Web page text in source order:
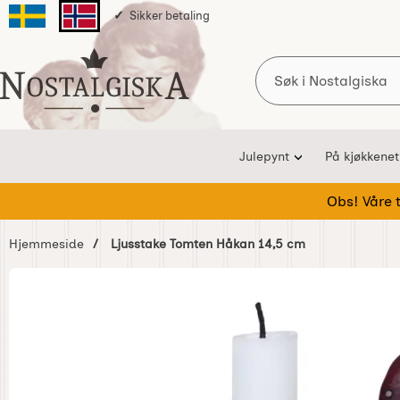
Svenska sidanNorska sidan
Sikker betaling
Startsiden for Nostalgiska
Søk
Julepynt På kjøkkenet
Obs! Våre
Hjemmeside Ljusstake Tomten Håkan 14,5 cm